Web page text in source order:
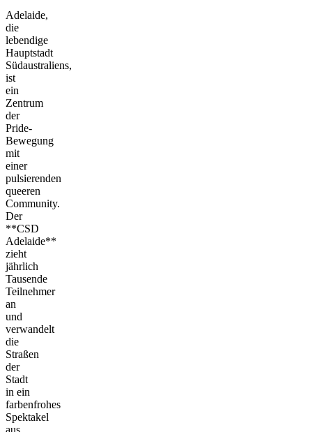
Adelaide,
die
lebendige
Hauptstadt
Südaustraliens,
ist
ein
Zentrum
der
Pride-
Bewegung
mit
einer
pulsierenden
queeren
Community.
Der
**CSD
Adelaide**
zieht
jährlich
Tausende
Teilnehmer
an
und
verwandelt
die
Straßen
der
Stadt
in ein
farbenfrohes
Spektakel
aus